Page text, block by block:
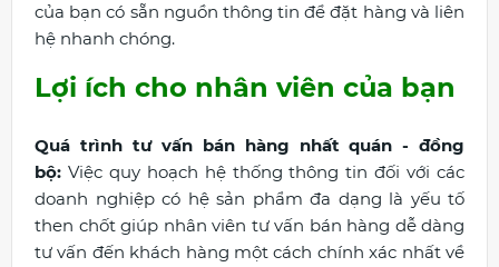
của bạn có sẵn nguồn thông tin để đặt hàng và liên
hệ nhanh chóng.
Lợi ích cho nhân viên của bạn
Quá trình tư vấn bán hàng nhất quán - đồng
bộ: Việc quy hoạch hệ thống thông tin đối với các
doanh nghiệp có hệ sản phẩm đa dạng là yếu tố
then chốt giúp nhân viên tư vấn bán hàng dễ dàng
tư vấn đến khách hàng một cách chính xác nhất về